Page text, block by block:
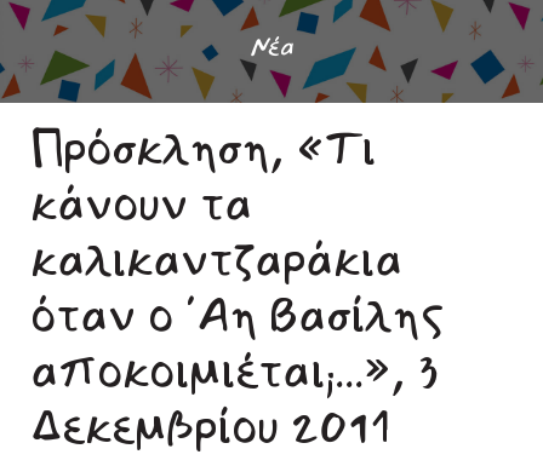
Νέα
Πρόσκληση, «Τι
κάνουν τα
καλικαντζαράκια
όταν ο ΄Αη Βασίλης
αποκοιμιέται;...», 3
Δεκεμβρίου 2011